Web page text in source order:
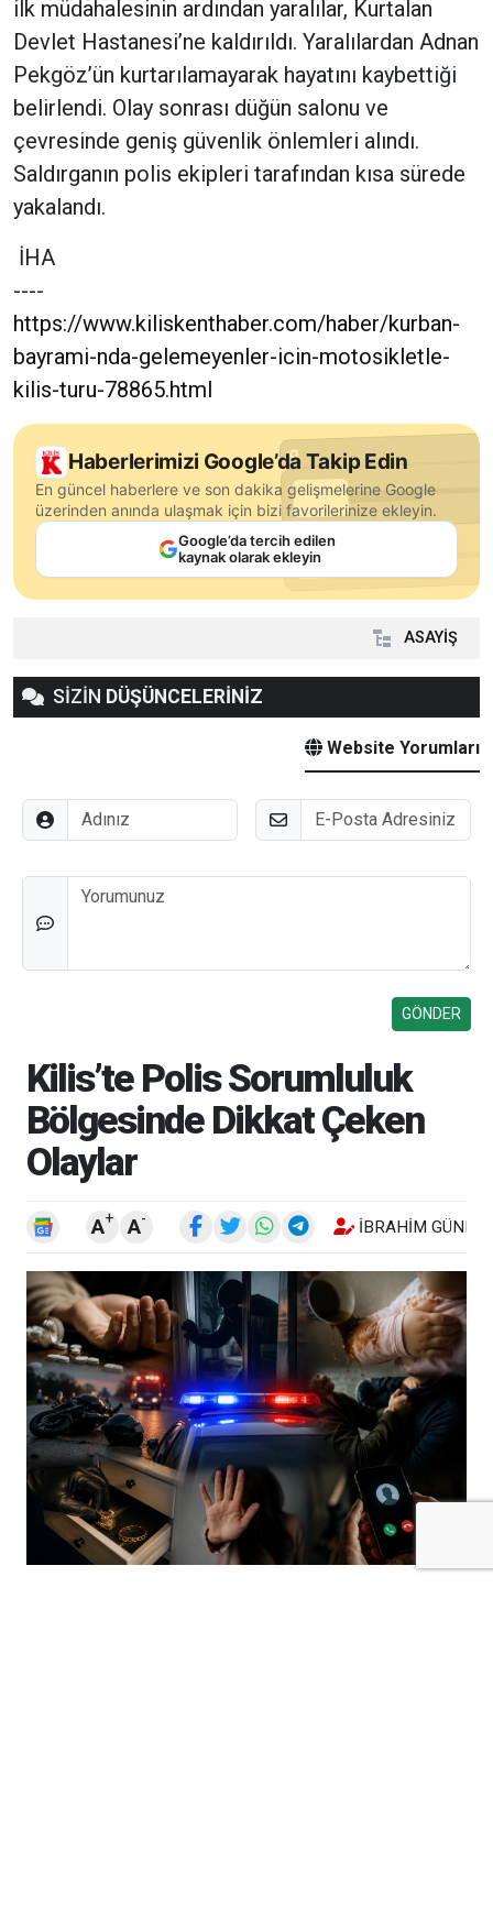
ilk müdahalesinin ardından yaralılar, Kurtalan
Devlet Hastanesi’ne kaldırıldı. Yaralılardan Adnan
Pekgöz’ün kurtarılamayarak hayatını kaybettiği
belirlendi. Olay sonrası düğün salonu ve
çevresinde geniş güvenlik önlemleri alındı.
Saldırganın polis ekipleri tarafından kısa sürede
yakalandı.
İHA
----
https://www.kiliskenthaber.com/haber/kurban-
bayrami-nda-gelemeyenler-icin-motosikletle-
kilis-turu-78865.html
Haberlerimizi Google’da Takip Edin
En güncel haberlere ve son dakika gelişmelerine Google
üzerinden anında ulaşmak için bizi favorilerinize ekleyin.
Google’da tercih edilen
kaynak olarak ekleyin
ASAYİŞ
SİZİN DÜŞÜNCELERİNİZ
Website Yorumları
Adınız E-Posta
Düşünceleriniz
Kilis’te Polis Sorumluluk
Bölgesinde Dikkat Çeken
Olaylar
A+ A- İBRAHIM GÜNEŞ